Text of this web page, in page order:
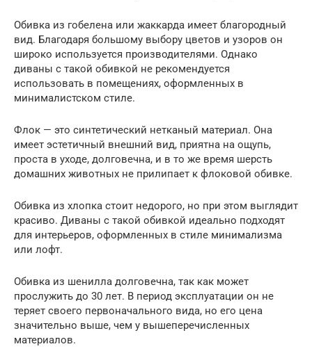
Обивка из гобелена или жаккарда имеет благородный
вид. Благодаря большому выбору цветов и узоров он
широко используется производителями. Однако
диваны с такой обивкой не рекомендуется
использовать в помещениях, оформленных в
минималистском стиле.
Флок — это синтетический нетканый материал. Она
имеет эстетичный внешний вид, приятна на ощупь,
проста в уходе, долговечна, и в то же время шерсть
домашних животных не прилипает к флоковой обивке.
Обивка из хлопка стоит недорого, но при этом выглядит
красиво. Диваны с такой обивкой идеально подходят
для интерьеров, оформленных в стиле минимализма
или лофт.
Обивка из шенилла долговечна, так как может
прослужить до 30 лет. В период эксплуатации он не
теряет своего первоначального вида, но его цена
значительно выше, чем у вышеперечисленных
материалов.